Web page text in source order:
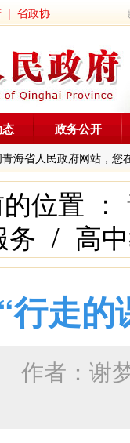
| 省政协
海省人民政府网站，您
政务公开
位置 ：
务 / 高
行走
作者：谢